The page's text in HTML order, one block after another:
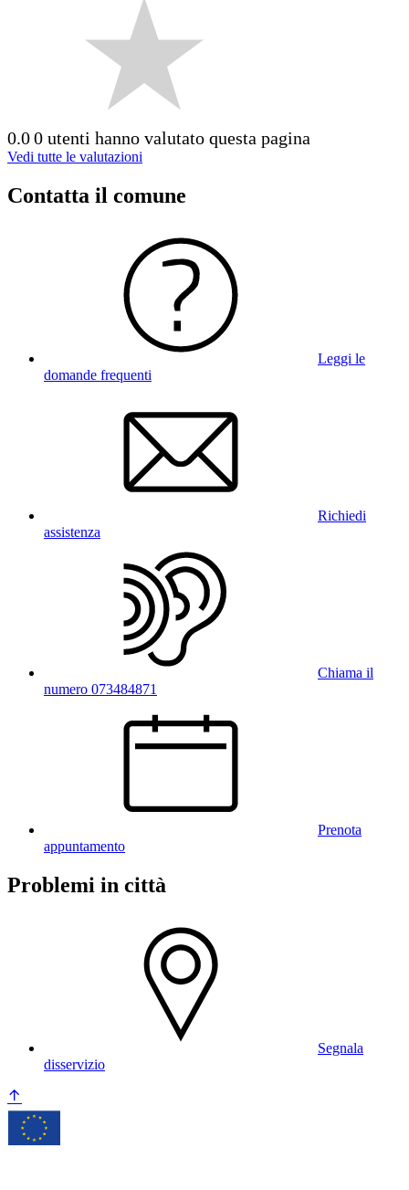
0.00 utenti hanno valutato questa pagina
Vedi tutte le valutazioni
Contatta il comune
Leggi le
domande frequenti
Richiedi
assistenza
Chiama il
numero 073484871
Prenota
appuntamento
Problemi in città
Segnala
disservizio